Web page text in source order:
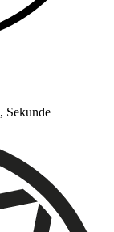
, Sekunde